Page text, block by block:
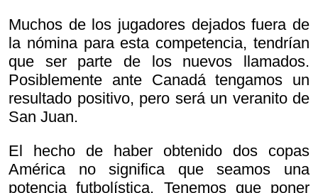
Muchos de los jugadores dejados fuera de
la nómina para esta competencia, tendrían
que ser parte de los nuevos llamados.
Posiblemente ante Canadá tengamos un
resultado positivo, pero será un veranito de
San Juan.
El hecho de haber obtenido dos copas
América no significa que seamos una
potencia futbolística. Tenemos que poner